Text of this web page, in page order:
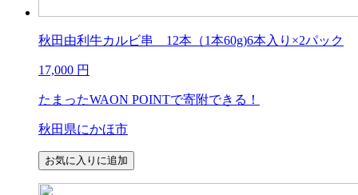
秋田由利牛カルビ串 12本（1本60g)6本入り×2パック
17,000 円
たまったWAON POINTで寄附できる！
秋田県にかほ市
お気に入りに追加